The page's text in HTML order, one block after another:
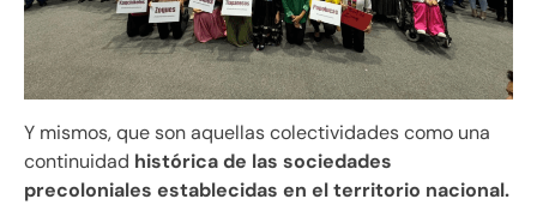
Y mismos, que son aquellas colectividades como una
continuidad histórica de las sociedades
precoloniales establecidas en el territorio nacional.